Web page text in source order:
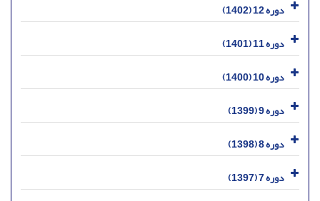
دوره 12 (1402)
دوره 11 (1401)
دوره 10 (1400)
دوره 9 (1399)
دوره 8 (1398)
دوره 7 (1397)